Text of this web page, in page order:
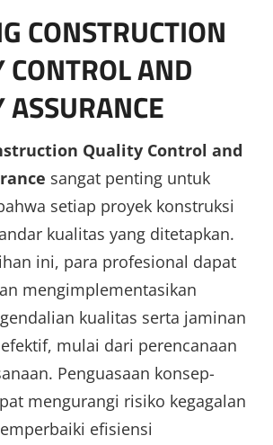
CONSTRUCTION
CONTROL AND
Quality Control and
sangat penting untuk
setiap proyek konstruksi
kualitas yang ditetapkan.
ini, para profesional dapat
mengimplementasikan
kualitas serta jaminan
mulai dari perencanaan
Penguasaan konsep-
mengurangi risiko kegagalan
efisiensi